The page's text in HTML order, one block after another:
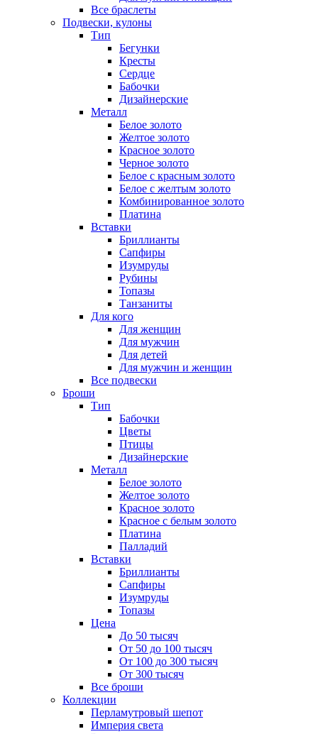
Все браслеты
Подвески, кулоны
Тип
Бегунки
Кресты
Сердце
Бабочки
Дизайнерские
Металл
Белое золото
Желтое золото
Красное золото
Черное золото
Белое с красным золото
Белое с желтым золото
Комбинированное золото
Платина
Вставки
Бриллианты
Сапфиры
Изумруды
Рубины
Топазы
Танзаниты
Для кого
Для женщин
Для мужчин
Для детей
Для мужчин и женщин
Все подвески
Броши
Тип
Бабочки
Цветы
Птицы
Дизайнерские
Металл
Белое золото
Желтое золото
Красное золото
Красное с белым золото
Платина
Палладий
Вставки
Бриллианты
Сапфиры
Изумруды
Топазы
Цена
До 50 тысяч
От 50 до 100 тысяч
От 100 до 300 тысяч
От 300 тысяч
Все броши
Коллекции
Перламутровый шепот
Империя света